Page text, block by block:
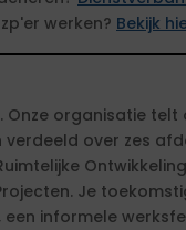
werken? Bekijk
Onze organisatie
verdeeld over zes
Je
een informele